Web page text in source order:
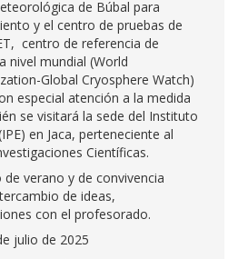
de Búbal para
y el centro de pruebas de
centro de referencia de
nivel mundial (World
Global Cryosphere Watch)
especial atención a la medida
se visitará la sede del Instituto
en Jaca, perteneciente al
Científicas.
verano y de convivencia
de ideas,
con el profesorado.
julio de 2025